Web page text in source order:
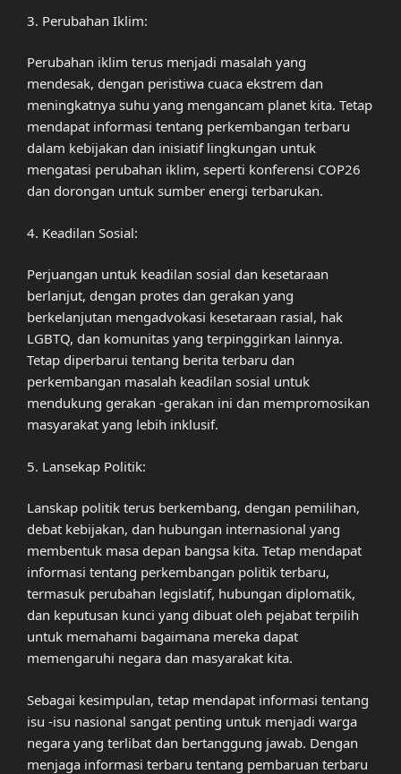
3. Perubahan Iklim:
Perubahan iklim terus menjadi masalah yang
mendesak, dengan peristiwa cuaca ekstrem dan
meningkatnya suhu yang mengancam planet kita. Tetap
mendapat informasi tentang perkembangan terbaru
dalam kebijakan dan inisiatif lingkungan untuk
mengatasi perubahan iklim, seperti konferensi COP26
dan dorongan untuk sumber energi terbarukan.
4. Keadilan Sosial:
Perjuangan untuk keadilan sosial dan kesetaraan
berlanjut, dengan protes dan gerakan yang
berkelanjutan mengadvokasi kesetaraan rasial, hak
LGBTQ, dan komunitas yang terpinggirkan lainnya.
Tetap diperbarui tentang berita terbaru dan
perkembangan masalah keadilan sosial untuk
mendukung gerakan -gerakan ini dan mempromosikan
masyarakat yang lebih inklusif.
5. Lansekap Politik:
Lanskap politik terus berkembang, dengan pemilihan,
debat kebijakan, dan hubungan internasional yang
membentuk masa depan bangsa kita. Tetap mendapat
informasi tentang perkembangan politik terbaru,
termasuk perubahan legislatif, hubungan diplomatik,
dan keputusan kunci yang dibuat oleh pejabat terpilih
untuk memahami bagaimana mereka dapat
memengaruhi negara dan masyarakat kita.
Sebagai kesimpulan, tetap mendapat informasi tentang
isu -isu nasional sangat penting untuk menjadi warga
negara yang terlibat dan bertanggung jawab. Dengan
menjaga informasi terbaru tentang pembaruan terbaru